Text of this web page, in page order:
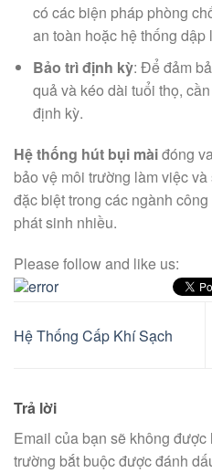
có các biện pháp phòng
an toàn hoặc hệ thống dập
Bảo trì định kỳ: Để đảm
quả và kéo dài tuổi thọ,
định kỳ.
Hệ thống hút bụi màiđóng
bảo vệ môi trường làm việc
đặc biệt trong các ngành
phát sinh nhiều.
Please follow and like us:
Hệ Thống Cấp Khí Sạch
Trả lời
Email của bạn sẽ không
trường bắt buộc được đánh